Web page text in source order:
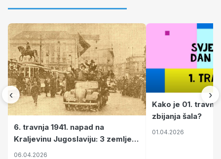
‹
6. travnja 1941. napad na
Kraljevinu Jugoslaviju: 3 zemlje
nastale njenim raspadom
06.04.2026
Kako je 01.
zbijanja šala?
01.04.2026
›